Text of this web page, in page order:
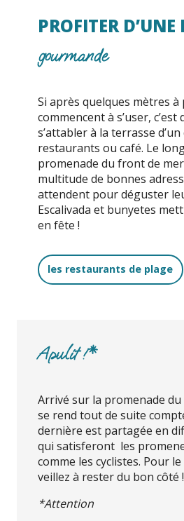
PROFITER D’UNE
gourmande
Si après quelques mètres à
commencent à s’user, c’est
s’attabler à la terrasse d’un
restaurants ou café. Le
promenade du front de mer
multitude de bonnes
attendent pour déguster
Escalivada et bunyetes
en fête !
les restaurants de plage
Apulit !*
Arrivé sur la promenade
se rend tout de suite
dernière est partagée en
qui satisferont les
comme les cyclistes. Pour
veillez à rester du bon côté !
*Attention